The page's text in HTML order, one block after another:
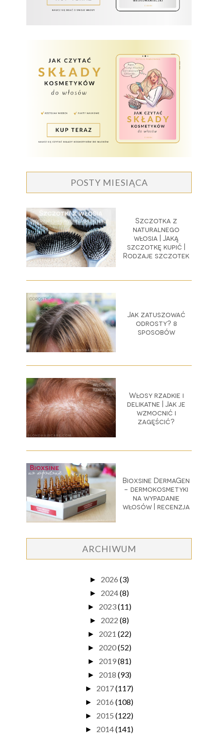
POSTY MIESIĄCA
Szczotka z
naturalnego
włosia | Jaką
szczotkę kupić |
Rodzaje szczotek
Jak zatuszować
odrosty? 8
sposobów
Włosy rzadkie i
delikatne | Jak je
wzmocnić i
zagęścić?
Bioxsine DermaGen
- dermokosmetyki
na wypadanie
włosów | recenzja
ARCHIWUM
► 2026 (3)
► 2024(8)
► 2023(11)
► 2022 (8)
► 2021 (22)
► 2020(52)
► 2019(81)
► 2018 (93)
► 2017(117)
► 2016 (108)
► 2015 (122)
► 2014(141)